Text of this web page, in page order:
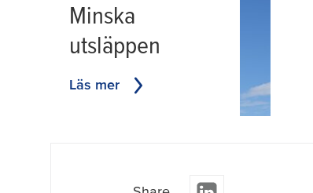
Minska
utsläppen
Läs mer